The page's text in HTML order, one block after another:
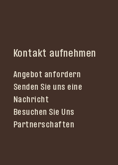
Kontakt aufnehmen
Angebot anfordern
Senden Sie uns eine
Nachricht
Besuchen Sie Uns
Partnerschaften